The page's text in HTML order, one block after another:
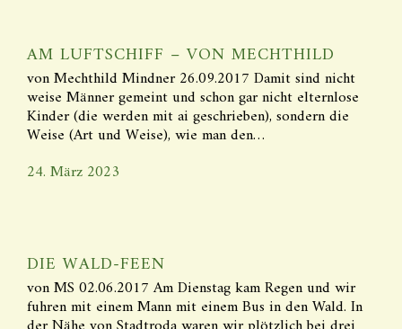
AM LUFTSCHIFF – VON MECHTHILD
von Mechthild Mindner 26.09.2017 Damit sind nicht
weise Männer gemeint und schon gar nicht elternlose
Kinder (die werden mit ai geschrieben), sondern die
Weise (Art und Weise), wie man den…
24. März 2023
DIE WALD-FEEN
von MS 02.06.2017 Am Dienstag kam Regen und wir
fuhren mit einem Mann mit einem Bus in den Wald. In